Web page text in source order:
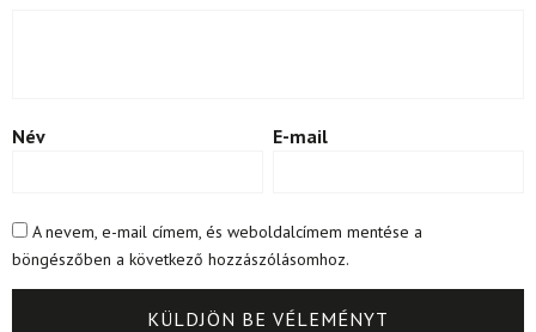
Név E-mail
A nevem, e-mail címem, és weboldalcímem mentése a
böngészőben a következő hozzászólásomhoz.